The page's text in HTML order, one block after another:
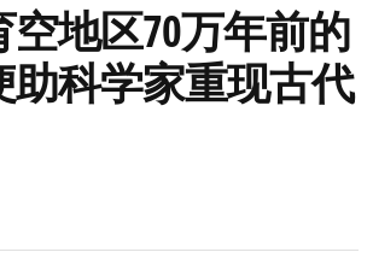
地区70万年前的
助科学家重现古代